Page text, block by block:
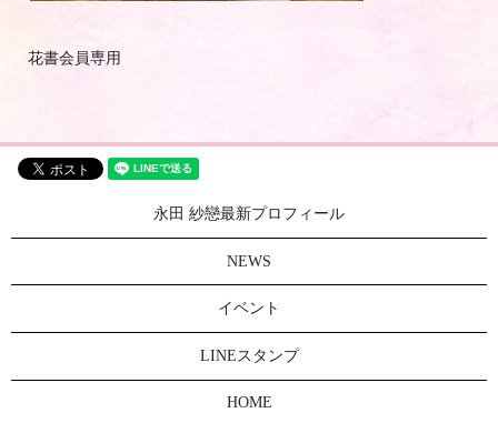
花書会員専用
永田 紗戀最新プロフィール
NEWS
イベント
LINEスタンプ
HOME